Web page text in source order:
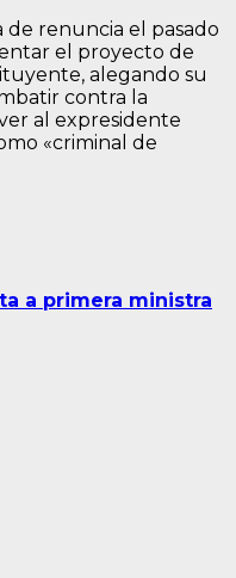
renuncia el pasado
el proyecto de
alegando su
contra la
al expresidente
«criminal de
a primera ministra